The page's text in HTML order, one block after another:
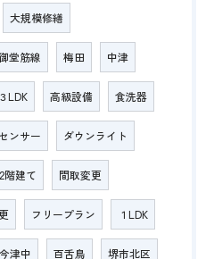
大規模修繕
堂筋線 梅田 中津
３LDK 高級設備 食洗器
ンサー ダウンライト
2階建て 間取変更
フリープラン １LDK
今津中 百舌鳥 堺市北区